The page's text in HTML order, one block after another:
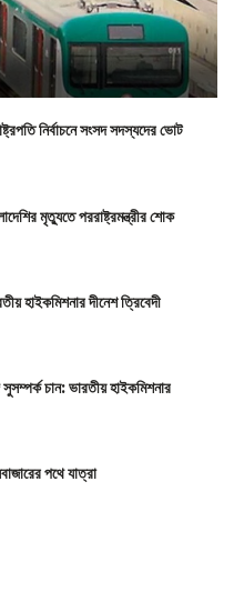
নির্বাচনে সংসদ সদস্যদের ভোট
মৃত্যুতে পররাষ্ট্রমন্ত্রীর শোক
হাইকমিশনার দীনেশ ত্রিবেদী
সুসম্পর্ক চান: ভারতীয় হাইকমিশনার
পথে যাত্রা